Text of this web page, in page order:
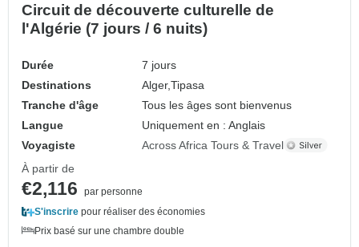
Circuit de découverte culturelle de
l'Algérie (7 jours / 6 nuits)
Durée
7 jours
Destinations
Alger,Tipasa
Tranche d'âge
Tous les âges sont bienvenus
Langue
Uniquement en : Anglais
Voyagiste
Across Africa Tours & Travel
À partir de
€2,116
par personne
S'inscrire pour réaliser des économies
Prix basé sur une chambre double